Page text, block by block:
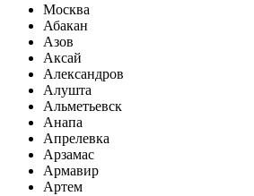
Москва
Абакан
Азов
Аксай
Александров
Алушта
Альметьевск
Анапа
Апрелевка
Арзамас
Армавир
Артем